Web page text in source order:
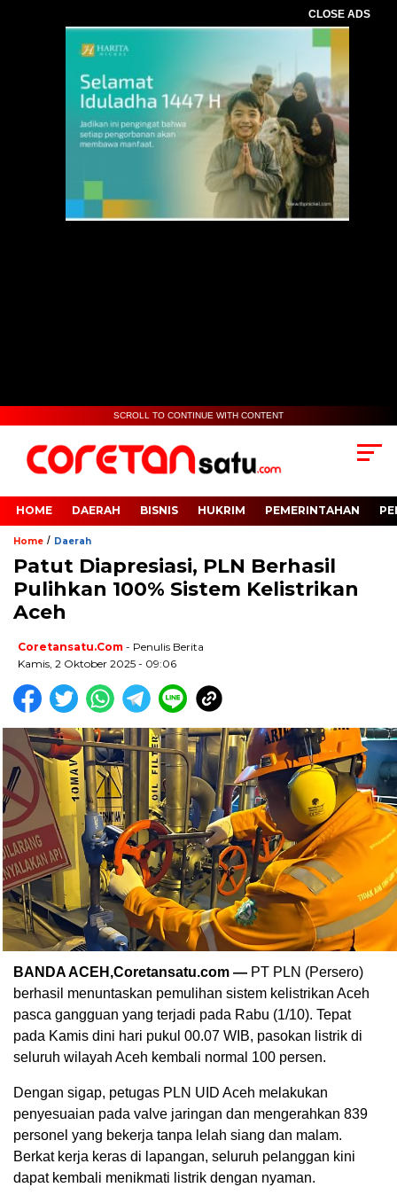
CLOSE ADS
SCROLL TO CONTINUE WITH CONTENT
HOME DAERAH BISNIS HUKRIM PEMERINTAHAN
Home / Daerah
Patut Diapresiasi, PLN Berhasil
Pulihkan 100% Sistem Kelistrikan
Aceh
Coretansatu.com - Penulis Berita
Kamis, 2 Oktober 2025 - 09:06
BANDA ACEH,Coretansatu.com — PT PLN (Persero)
berhasil menuntaskan pemulihan sistem kelistrikan Aceh
pasca gangguan yang terjadi pada Rabu (1/10). Tepat
pada Kamis dini hari pukul 00.07 WIB, pasokan listrik di
seluruh wilayah Aceh kembali normal 100 persen.
Dengan sigap, petugas PLN UID Aceh melakukan
penyesuaian pada valve jaringan dan mengerahkan 839
personel yang bekerja tanpa lelah siang dan malam.
Berkat kerja keras di lapangan, seluruh pelanggan kini
dapat kembali menikmati listrik dengan nyaman.